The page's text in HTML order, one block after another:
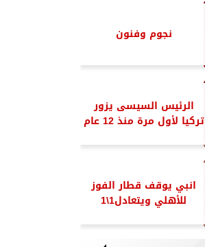
نجوم وفنون
الرئيس السيسى يزور
تركيا لأول مرة منذ 12 عام
انبي يوقف قطار الفوز
للأهلي ويتعادل1\1